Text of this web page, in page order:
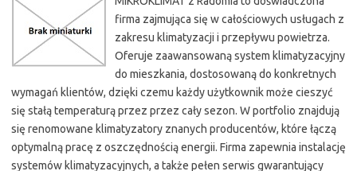
firma zajmująca się w całościowych usługach z
zakresu klimatyzacji i przepływu powietrza.
Oferuje zaawansowaną system klimatyzacyjny
do mieszkania, dostosowaną do konkretnych
wymagań klientów, dzięki czemu każdy użytkownik może cieszyć
się stałą temperaturą przez przez cały sezon. W portfolio znajdują
się renomowane klimatyzatory znanych producentów, które łączą
optymalną pracę z oszczędnością energii. Firma zapewnia instalację
systemów klimatyzacyjnych, a także pełen serwis gwarantujący